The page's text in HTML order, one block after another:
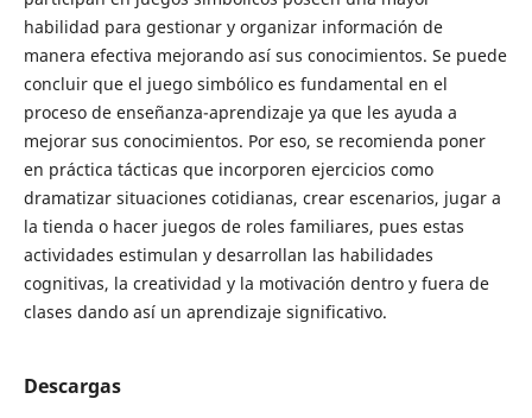
habilidad para gestionar y organizar información de
manera efectiva mejorando así sus conocimientos. Se puede
concluir que el juego simbólico es fundamental en el
proceso de enseñanza-aprendizaje ya que les ayuda a
mejorar sus conocimientos. Por eso, se recomienda poner
en práctica tácticas que incorporen ejercicios como
dramatizar situaciones cotidianas, crear escenarios, jugar a
la tienda o hacer juegos de roles familiares, pues estas
actividades estimulan y desarrollan las habilidades
cognitivas, la creatividad y la motivación dentro y fuera de
clases dando así un aprendizaje significativo.
Descargas